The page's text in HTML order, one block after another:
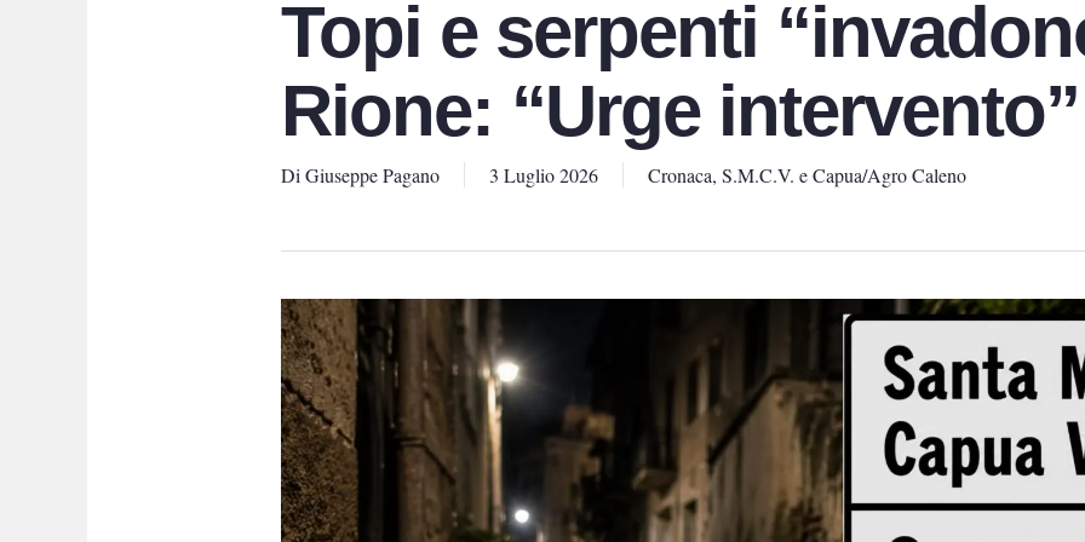
Topi e serpenti
Rione: “Urge intervento”
Di Giuseppe Pagano 3 Luglio 2026 Cronaca, S.M.C.V. e Capua/Agro Caleno